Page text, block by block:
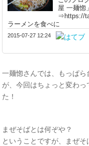
屋 一麺惚
⇒https://
ラーメンを食べに
2015-07-27 12:24
一麺惚さんでは、もっぱら
が、今回はちょっと変わ
た！
まぜそばとは何ぞや？
ということですが、まぜ